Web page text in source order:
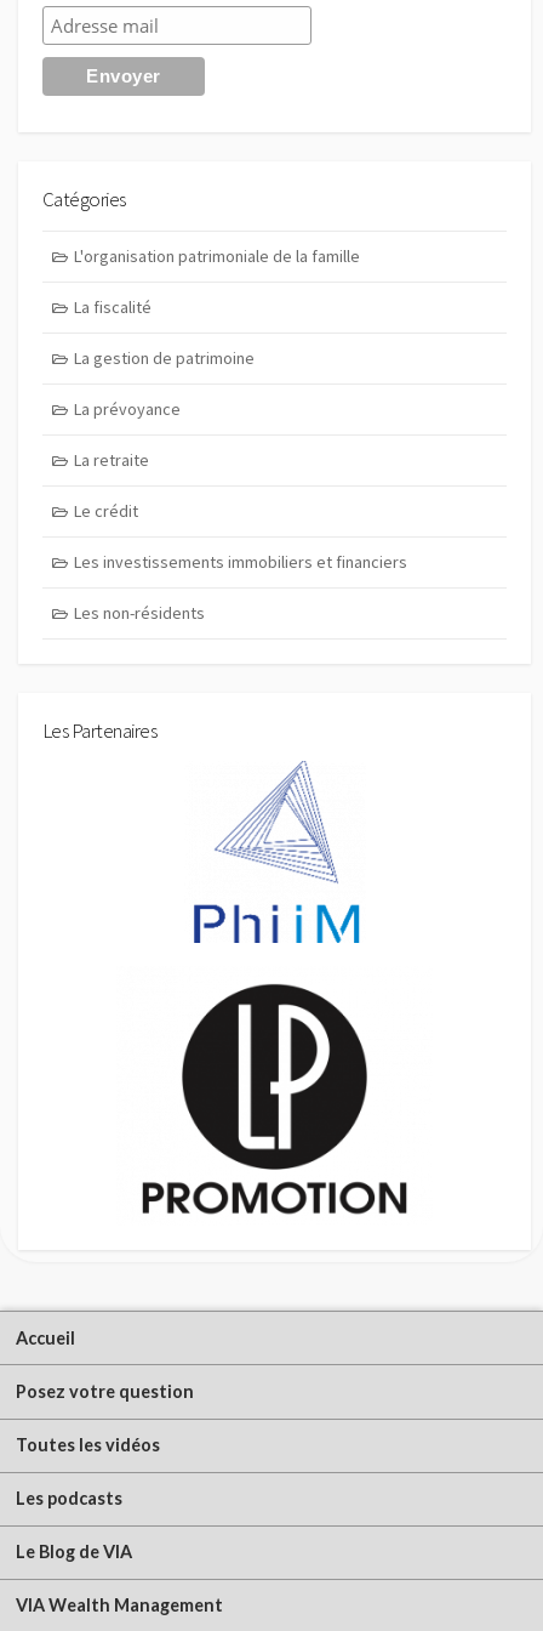
Catégories
L'organisation patrimoniale de la famille
La fiscalité
La gestion de patrimoine
La prévoyance
La retraite
Le crédit
Les investissements immobiliers et financiers
Les non-résidents
Les Partenaires
Accueil
Posez votre question
Toutes les vidéos
Les podcasts
Le Blog de VIA
VIA Wealth Management